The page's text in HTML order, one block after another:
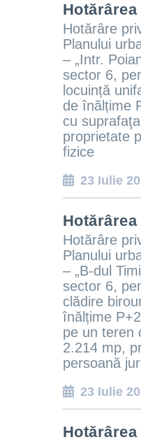
Hotărârea
Hotărâre
Planului
– „Intr.
sector 6,
locuință
de înălțime
cu
proprietate
fizice
23 Iulie
Hotărârea
Hotărâre
Planului
– „B-dul
sector 6,
clădire
înălțime
pe un teren
2.214 mp,
persoană
23 Iulie
Hotărârea